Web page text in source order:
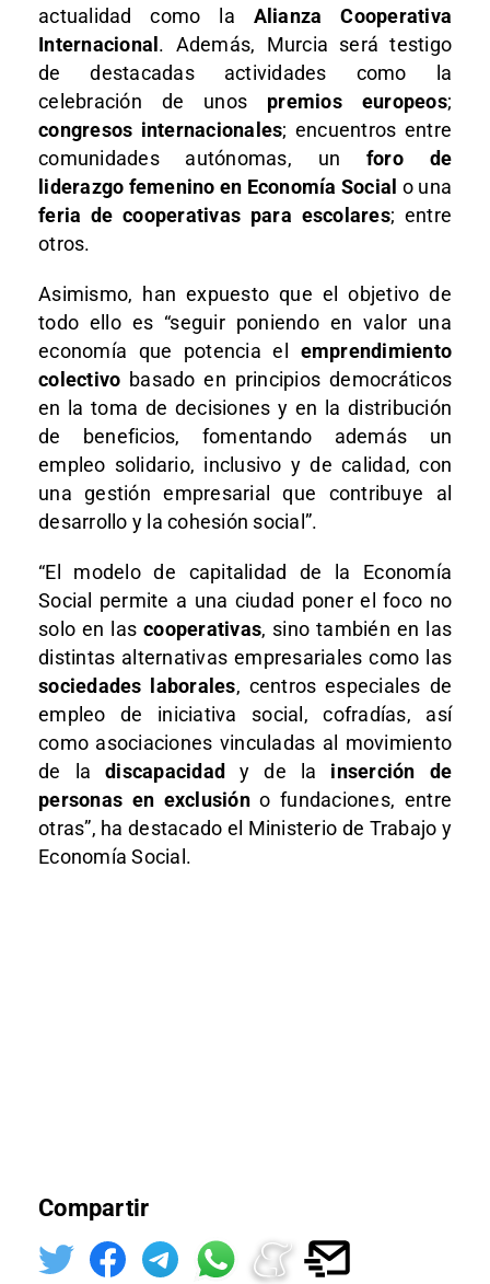
actualidad como la Alianza Cooperativa
Internacional . Además, Murcia será testigo
de destacadas actividades como la
celebración de unos premios europeos;
congresos internacionales; encuentros entre
comunidades autónomas, un foro de
liderazgo femenino en Economía Social o una
feria de cooperativas para escolares; entre
otros.
Asimismo, han expuesto que el objetivo de
todo ello es “seguir poniendo en valor una
economía que potencia el emprendimiento
colectivo basado en principios democráticos
en la toma de decisiones y en la distribución
de beneficios, fomentando además un
empleo solidario, inclusivo y de calidad, con
una gestión empresarial que contribuye al
desarrollo y la cohesión social”.
“El modelo de capitalidad de la Economía
Social permite a una ciudad poner el foco no
solo en lascooperativas, sino también en las
distintas alternativas empresariales como las
sociedades laborales, centros especiales de
empleo de iniciativa social, cofradías, así
como asociaciones vinculadas al movimiento
de la discapacidad y de la inserción de
personas en exclusióno fundaciones, entre
otras”, ha destacado el Ministerio de Trabajo y
Economía Social.
Compartir